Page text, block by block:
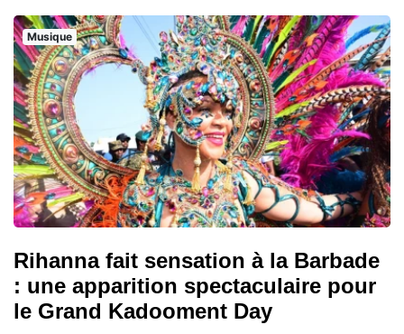
Musique
Rihanna fait sensation à la Barbade
: une apparition spectaculaire pour
le Grand Kadooment Day